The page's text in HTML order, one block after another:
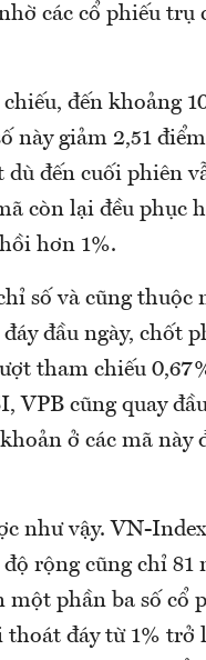
các cổ phiếu trụ
đến khoảng
này giảm 2,51
đến cuối phiên
còn lại đều phục
hơn 1%.
số và cũng thuộc
đầu ngày, chốt
tham chiếu
VPB cũng quay
ở các mã này
như vậy. VN-
rộng cũng chỉ 81
một phần ba số cổ
đáy từ 1% trở